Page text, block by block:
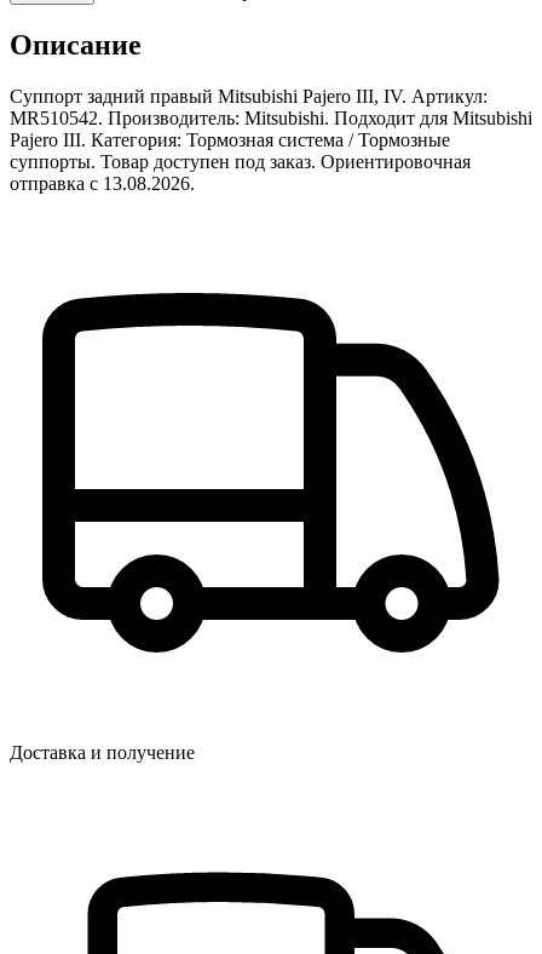
Описание
Суппорт задний правый Mitsubishi Pajero III, IV. Артикул:
MR510542. Производитель: Mitsubishi. Подходит для Mitsubishi
Pajero III. Категория: Тормозная система / Тормозные
суппорты. Товар доступен под заказ. Ориентировочная
отправка с 13.08.2026.
Доставка и получение